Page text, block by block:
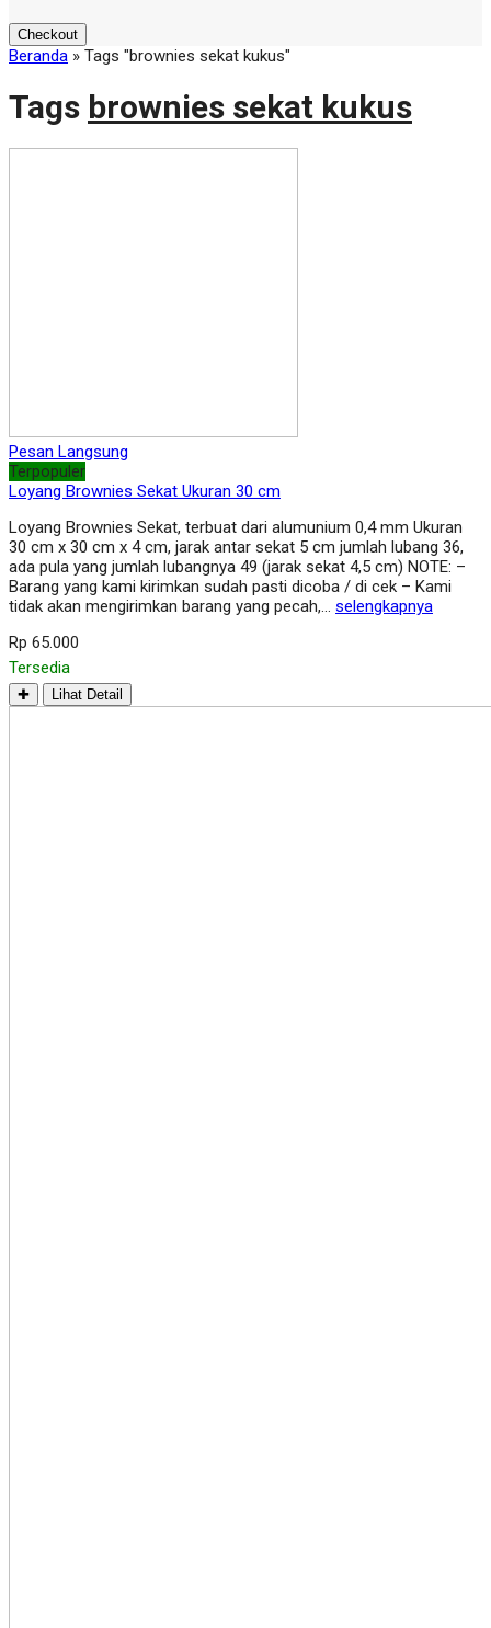
Checkout
Beranda » Tags "brownies sekat kukus"
Tags brownies sekat kukus
Pesan Langsung
Terpopuler
Loyang Brownies Sekat Ukuran 30 cm
Loyang Brownies Sekat, terbuat dari alumunium 0,4 mm Ukuran
30 cm x 30 cm x 4 cm, jarak antar sekat 5 cm jumlah lubang 36,
ada pula yang jumlah lubangnya 49 (jarak sekat 4,5 cm) NOTE: –
Barang yang kami kirimkan sudah pasti dicoba / di cek – Kami
tidak akan mengirimkan barang yang pecah,… selengkapnya
Rp 65.000
Tersedia
✚ Lihat Detail